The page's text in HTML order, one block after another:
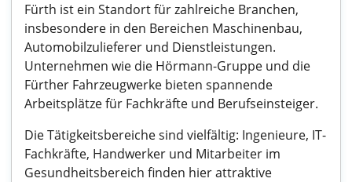
Fürth ist ein Standort für zahlreiche Branchen,
insbesondere in den Bereichen Maschinenbau,
Automobilzulieferer und Dienstleistungen.
Unternehmen wie die Hörmann-Gruppe und die
Fürther Fahrzeugwerke bieten spannende
Arbeitsplätze für Fachkräfte und Berufseinsteiger.
Die Tätigkeitsbereiche sind vielfältig: Ingenieure, IT-
Fachkräfte, Handwerker und Mitarbeiter im
Gesundheitsbereich finden hier attraktive